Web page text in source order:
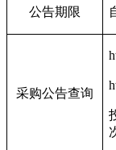
公告期限
采购公告查询